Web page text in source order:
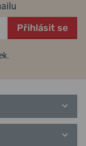
Přihlásit se